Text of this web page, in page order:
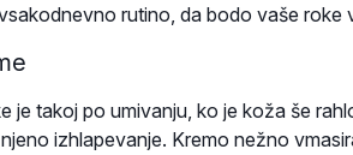
rutino, da bodo vaše roke
je takoj po umivanju, ko je koža še
izhlapevanje. Kremo nežno